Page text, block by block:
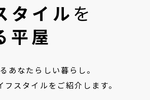
タイル を
平屋
あなたらしい暮らし。
スタイルをご紹介します。